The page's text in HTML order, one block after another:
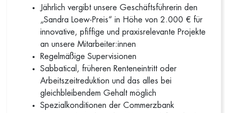
Jährlich vergibt unsere Geschäftsführerin den
„Sandra Loew-Preis“ in Höhe von 2.000 € für
innovative, pfiffige und praxisrelevante Projekte
an unsere Mitarbeiter:innen
Regelmäßige Supervisionen
Sabbatical, früheren Renteneintritt oder
Arbeitszeitreduktion und das alles bei
gleichbleibendem Gehalt möglich
Spezialkonditionen der Commerzbank